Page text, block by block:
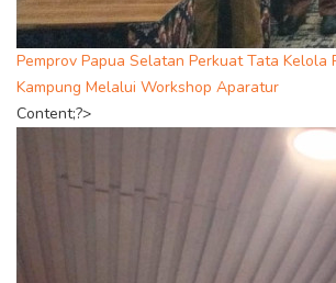
Pemprov Papua Selatan Perkuat Tata Kelola
Kampung Melalui Workshop Aparatur
Content;?>